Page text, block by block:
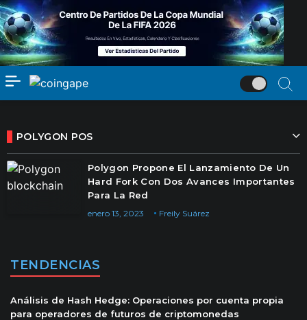
POLYGON POS
Polygon Propone El Lanzamiento De Un
Hard Fork Con Dos Avances Importantes
Para La Red
Freily Suárez
enero 13, 2023
TENDENCIAS
Análisis de Hash Hedge: Operaciones por cuenta propia
para operadores de futuros de criptomonedas